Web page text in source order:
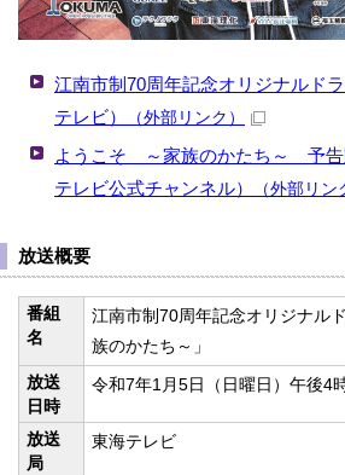
江南市制70周年記念オリジナルド
テレビ）
（外部リンク）
ようこそ ～家族のかたち～ 予
テレビ公式チャンネル）
（外部リン
放送概要
番組
名
江南市制70周年記念オリジナル
族のかたち～」
放送
日時
令和7年1月5日（日曜日）午後4
放送
局
東海テレビ